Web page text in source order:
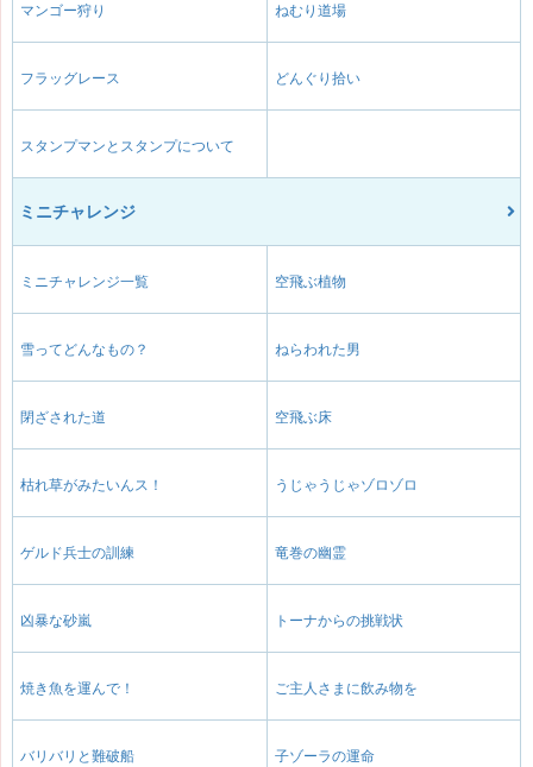
マンゴー狩り ねむり道場
フラッグレース どんぐり拾い
スタンプマンとスタンプについて
ミニチャレンジ
ミニチャレンジ一覧 空飛ぶ植物
雪ってどんなもの？ ねらわれた男
閉ざされた道 空飛ぶ床
枯れ草がみたいんス！ うじゃうじゃゾロゾロ
ゲルド兵士の訓練 竜巻の幽霊
凶暴な砂嵐 トーナからの挑戦状
焼き魚を運んで！ ご主人さまに飲み物を
バリバリと難破船 子ゾーラの運命